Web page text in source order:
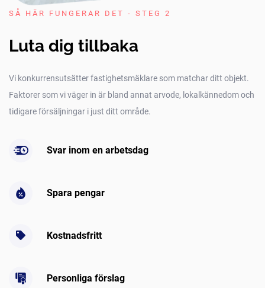
SÅ HÄR FUNGERAR DET - STEG 2
Luta dig tillbaka
Vi konkurrensutsätter fastighetsmäklare som matchar ditt objekt.
Faktorer som vi väger in är bland annat arvode, lokalkännedom och
tidigare försäljningar i just ditt område.
Svar inom en arbetsdag
Spara pengar
Kostnadsfritt
Personliga förslag